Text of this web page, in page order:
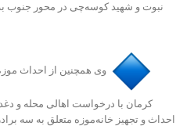
نبوت و شهید کوسه‌چی در محور جنوب
️وی همچنین از احداث
کرمان با درخواست اهالی محله و
احداث و تجهیز خانه‌موزه متعلق به سه